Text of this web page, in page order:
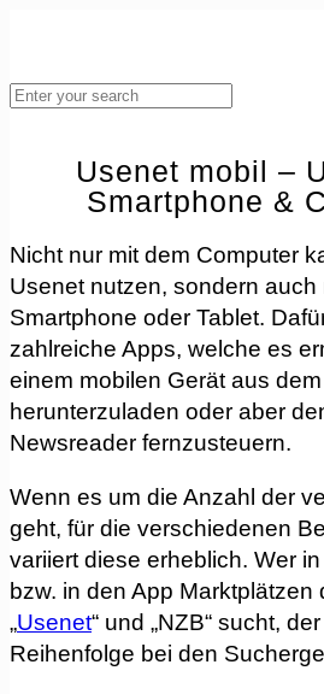
Usenet mobil –
Smartphone &
Nicht nur mit dem Computer kann ein User das
Usenet nutzen, sondern auch
Smartphone oder Tablet.
zahlreiche Apps, welche es
einem mobilen Gerät aus
herunterzuladen oder aber
Newsreader fernzusteuern.
Wenn es um die Anzahl der verfügbaren Apps
geht, für die verschiedenen
variiert diese erheblich. Wer
bzw. in den App Marktplätzen
„Usenet“ und „NZB“ sucht,
Reihenfolge bei den